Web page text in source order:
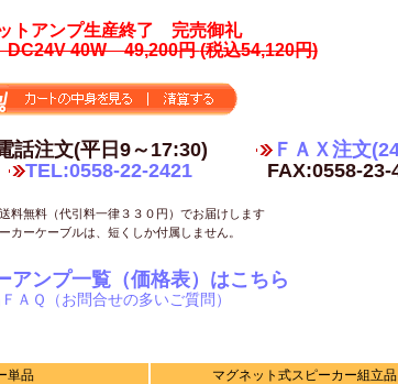
トアンプ生産終了 完売御礼
DC24V 40W 49,200円(税込54,120円)
ＦＡＸ注文
FAX:0558-23-
話注文(平日9～17:30)
TEL:0558-22-2421
料無料（代引料一律３３０円）でお届けします
カーケーブルは、短くしか付属しません。
アンプ一覧（価格表）はこちら
ＡＱ（お問合せの多いご質問）
単品 マグネット式スピーカー組立品